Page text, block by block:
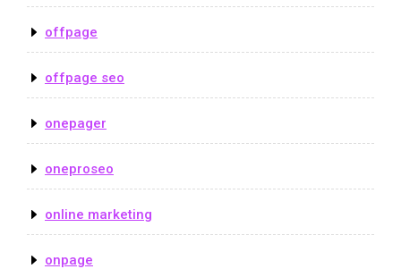
offpage
offpage seo
onepager
oneproseo
online marketing
onpage